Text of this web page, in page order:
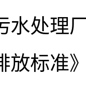
水处理
放标准